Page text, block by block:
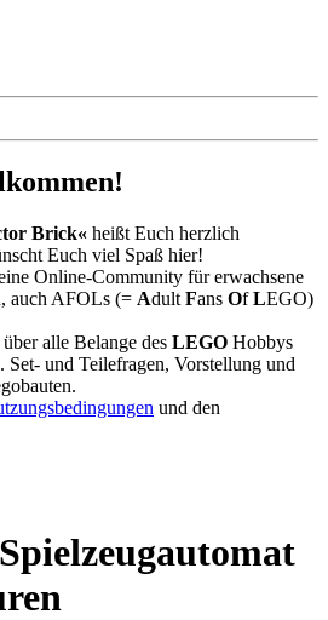
Brick« heißt Euch herzlich
Euch viel Spaß hier!
Online-Community für erwachsene
auch AFOLs (= Adult Fans OfLEGO)
alle Belange des LEGO Hobbys
Set- und Teilefragen, Vorstellung und
und den